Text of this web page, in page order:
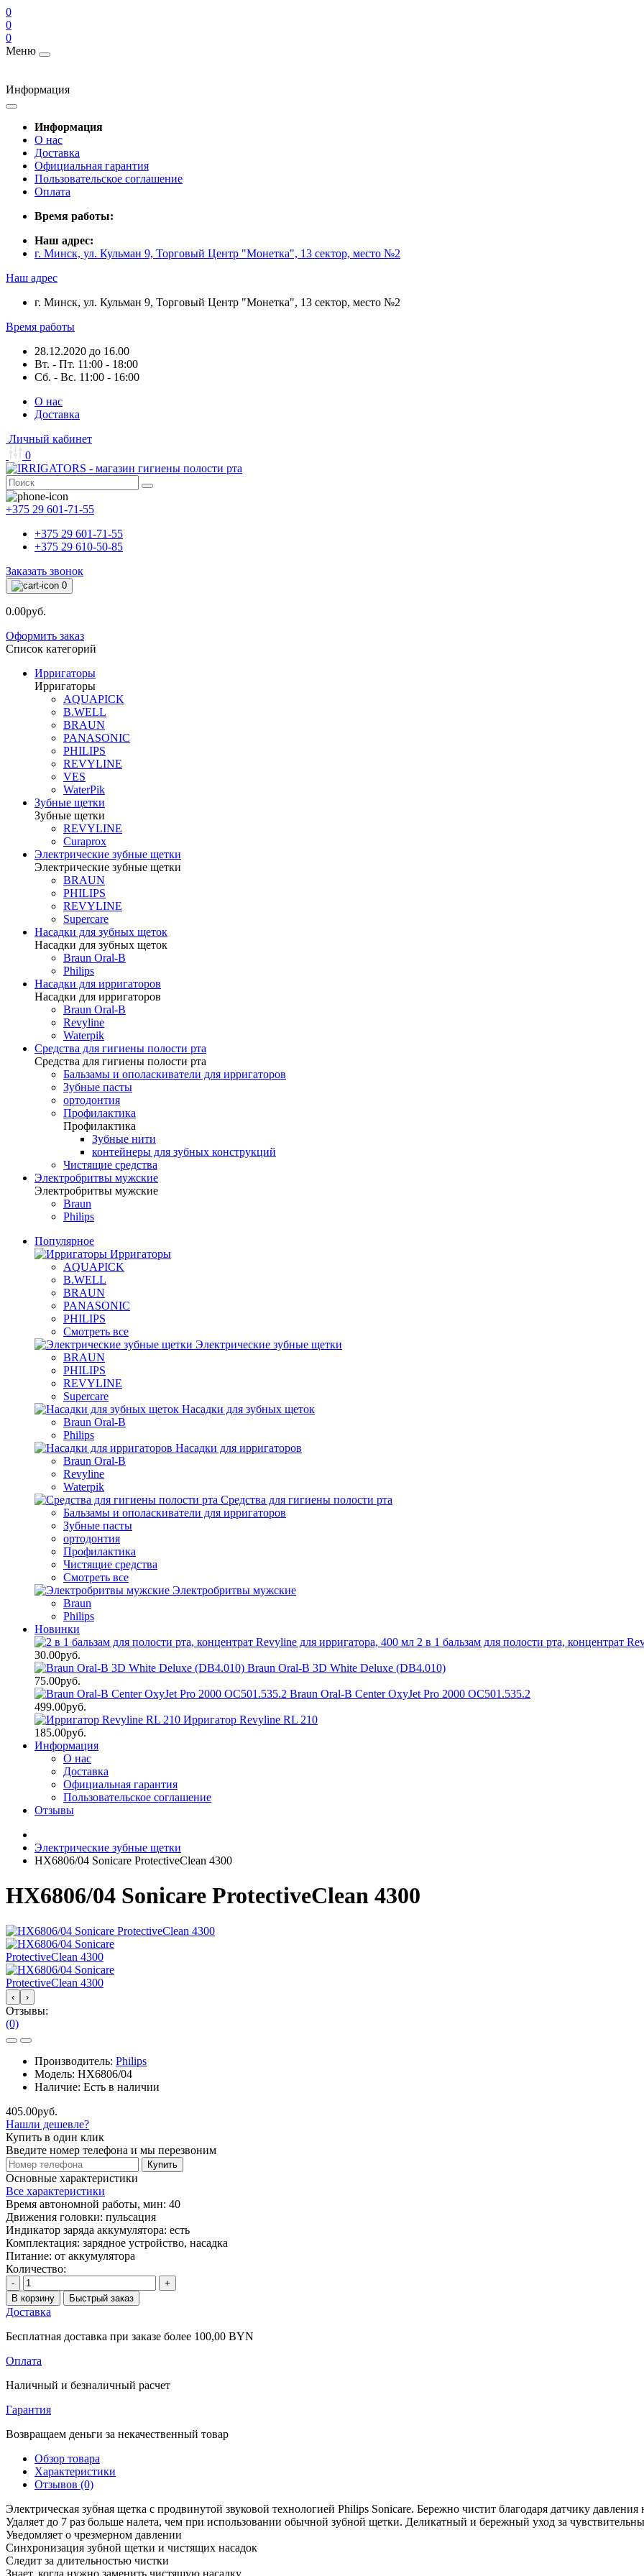
0
0
0
Меню
Информация
Информация
О нас
Доставка
Официальная гарантия
Пользовательское соглашение
Оплата
Время работы:
Наш адрес:
г. Минск, ул. Кульман 9, Торговый Центр "Монетка", 13 сектор, место №2
Наш адрес
г. Минск, ул. Кульман 9, Торговый Центр "Монетка", 13 сектор, место №2
Время работы
28.12.2020 до 16.00
Вт. - Пт. 11:00 - 18:00
Сб. - Вс. 11:00 - 16:00
О нас
Доставка
Личный кабинет
0
+375 29 601-71-55
+375 29 601-71-55
+375 29 610-50-85
Заказать звонок
0
0.00руб.
Оформить заказ
Список категорий
Ирригаторы
Ирригаторы
AQUAPICK
B.WELL
BRAUN
PANASONIC
PHILIPS
REVYLINE
VES
WaterPik
Зубные щетки
Зубные щетки
REVYLINE
Curaprox
Электрические зубные щетки
Электрические зубные щетки
BRAUN
PHILIPS
REVYLINE
Supercare
Насадки для зубных щеток
Насадки для зубных щеток
Braun Oral-B
Philips
Насадки для ирригаторов
Насадки для ирригаторов
Braun Oral-B
Revyline
Waterpik
Средства для гигиены полости рта
Средства для гигиены полости рта
Бальзамы и ополаскиватели для ирригаторов
Зубные пасты
ортодонтия
Профилактика
Профилактика
Зубные нити
контейнеры для зубных конструкций
Чистящие средства
Электробритвы мужские
Электробритвы мужские
Braun
Philips
Популярное
Ирригаторы
AQUAPICK
B.WELL
BRAUN
PANASONIC
PHILIPS
Смотреть все
Электрические зубные щетки
BRAUN
PHILIPS
REVYLINE
Supercare
Насадки для зубных щеток
Braun Oral-B
Philips
Насадки для ирригаторов
Braun Oral-B
Revyline
Waterpik
Средства для гигиены полости рта
Бальзамы и ополаскиватели для ирригаторов
Зубные пасты
ортодонтия
Профилактика
Чистящие средства
Смотреть все
Электробритвы мужские
Braun
Philips
Новинки
2 в 1 бальзам для полости рта, концентрат
30.00руб.
Braun Oral-B 3D White Deluxe (DB4.010)
75.00руб.
Braun Oral-B Center OxyJet Pro 2000 OC501.535.2
499.00руб.
Ирригатор Revyline RL 210
185.00руб.
Информация
О нас
Доставка
Официальная гарантия
Пользовательское соглашение
Отзывы
Электрические зубные щетки
HX6806/04 Sonicare ProtectiveClean 4300
HX6806/04 Sonicare ProtectiveClean 4300
‹ ›
Отзывы:
(0)
Производитель: Philips
Модель: HX6806/04
Наличие: Есть в наличии
405.00руб.
Нашли дешевле?
Купить в один клик
Введите номер телефона и мы перезвоним
Купить
Основные характеристики
Все характеристики
Время автономной работы, мин: 40
Движения головки: пульсация
Индикатор заряда аккумулятора: есть
Комплектация: зарядное устройство, насадка
Питание: от аккумулятора
Количество:
-
+
В корзину
Быстрый заказ
Доставка
Бесплатная доставка при заказе более 100,00 BYN
Оплата
Наличный и безналичный расчет
Гарантия
Возвращаем деньги за некачественный товар
Обзор товара
Характеристики
Отзывов (0)
Электрическая зубная щетка с продвинутой звуковой технологией Philips Sonicare. Бережно чистит благодаря датчику давления
Удаляет до 7 раз больше налета, чем при использовании обычной зубной щетки. Деликатный и бережный уход за
Уведомляет о чрезмерном давлении
Синхронизация зубной щетки и чистящих насадок
Следит за длительностью чистки
Знает, когда нужно заменить чистящую насадку